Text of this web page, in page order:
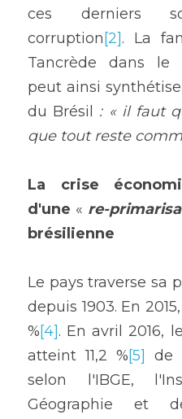
ces derniers
corruption [2]. La
Tancrède dans le
peut ainsi
du Brésil : « il faut
que tout reste
La
crise
d'une « re-
brésilienne
Le pays traverse sa
depuis 1903. En
%[4]. En avril 2016,
atteint 11,2 %[5]
de
selon l'IBGE,
Géographie et